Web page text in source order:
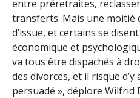
entre préretraites,
transferts. Mais une moitié
d’issue, et certains se
économique et
va tous être dispachés à
des divorces, et il risque d’y
persuadé », déplore Wilfrid